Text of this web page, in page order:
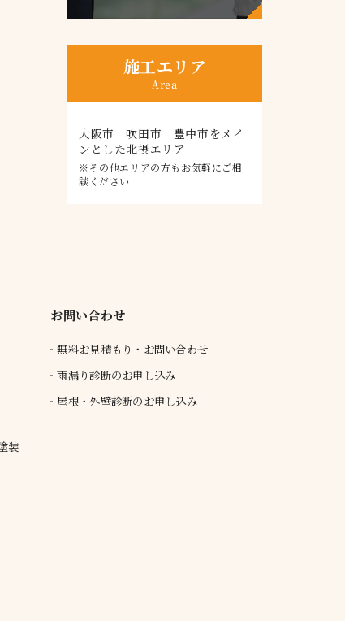
施工エリア
Area
大阪市 吹田市 豊中市をメイ
ンとした北摂エリア
※その他エリアの方もお気軽にご相
談ください
装
お問い合わせ
無料お見積もり・お問い合わせ
雨漏り診断のお申し込み
屋根・外壁診断のお申し込み